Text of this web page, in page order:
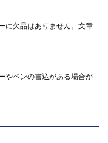
に欠品はありません。文章
やペンの書込がある場合が